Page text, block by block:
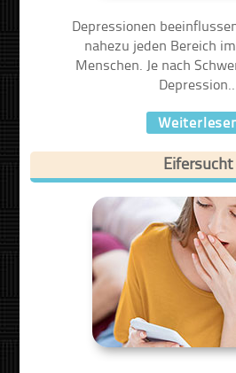
Depressionen
nahezu jeden Bereich
Menschen. Je nach
Eifersucht